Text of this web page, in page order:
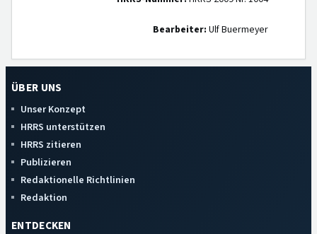
Bearbeiter: Ulf Buermeyer
ÜBER UNS
Unser Konzept
HRRS unterstützen
HRRS zitieren
Publizieren
Redaktionelle Richtlinien
Redaktion
ENTDECKEN